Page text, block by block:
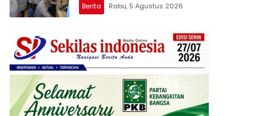
Berita Rabu, 5 Agustus 2026